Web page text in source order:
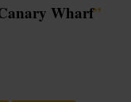
Wharf”